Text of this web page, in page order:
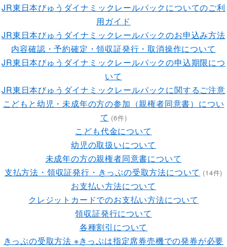
JR東日本びゅうダイナミックレールパックについてのご利
用ガイド
JR東日本びゅうダイナミックレールパックのお申込み方法
内容確認・予約確定・領収証発行・取消操作について
JR東日本びゅうダイナミックレールパックの申込期限につ
いて
JR東日本びゅうダイナミックレールパックに関するご注意
こどもと幼児・未成年の方の参加（親権者同意書）につい
て (6件)
こども代金について
幼児の取扱いについて
未成年の方の親権者同意書について
支払方法・領収証発行・きっぷの受取方法について (14件)
お支払い方法について
クレジットカードでのお支払い方法について
領収証発行について
各種割引について
きっぷの受取方法 ※きっぷは指定席券売機での発券が必要